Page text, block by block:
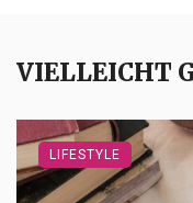
VIELLEICHT
LIFESTYLE